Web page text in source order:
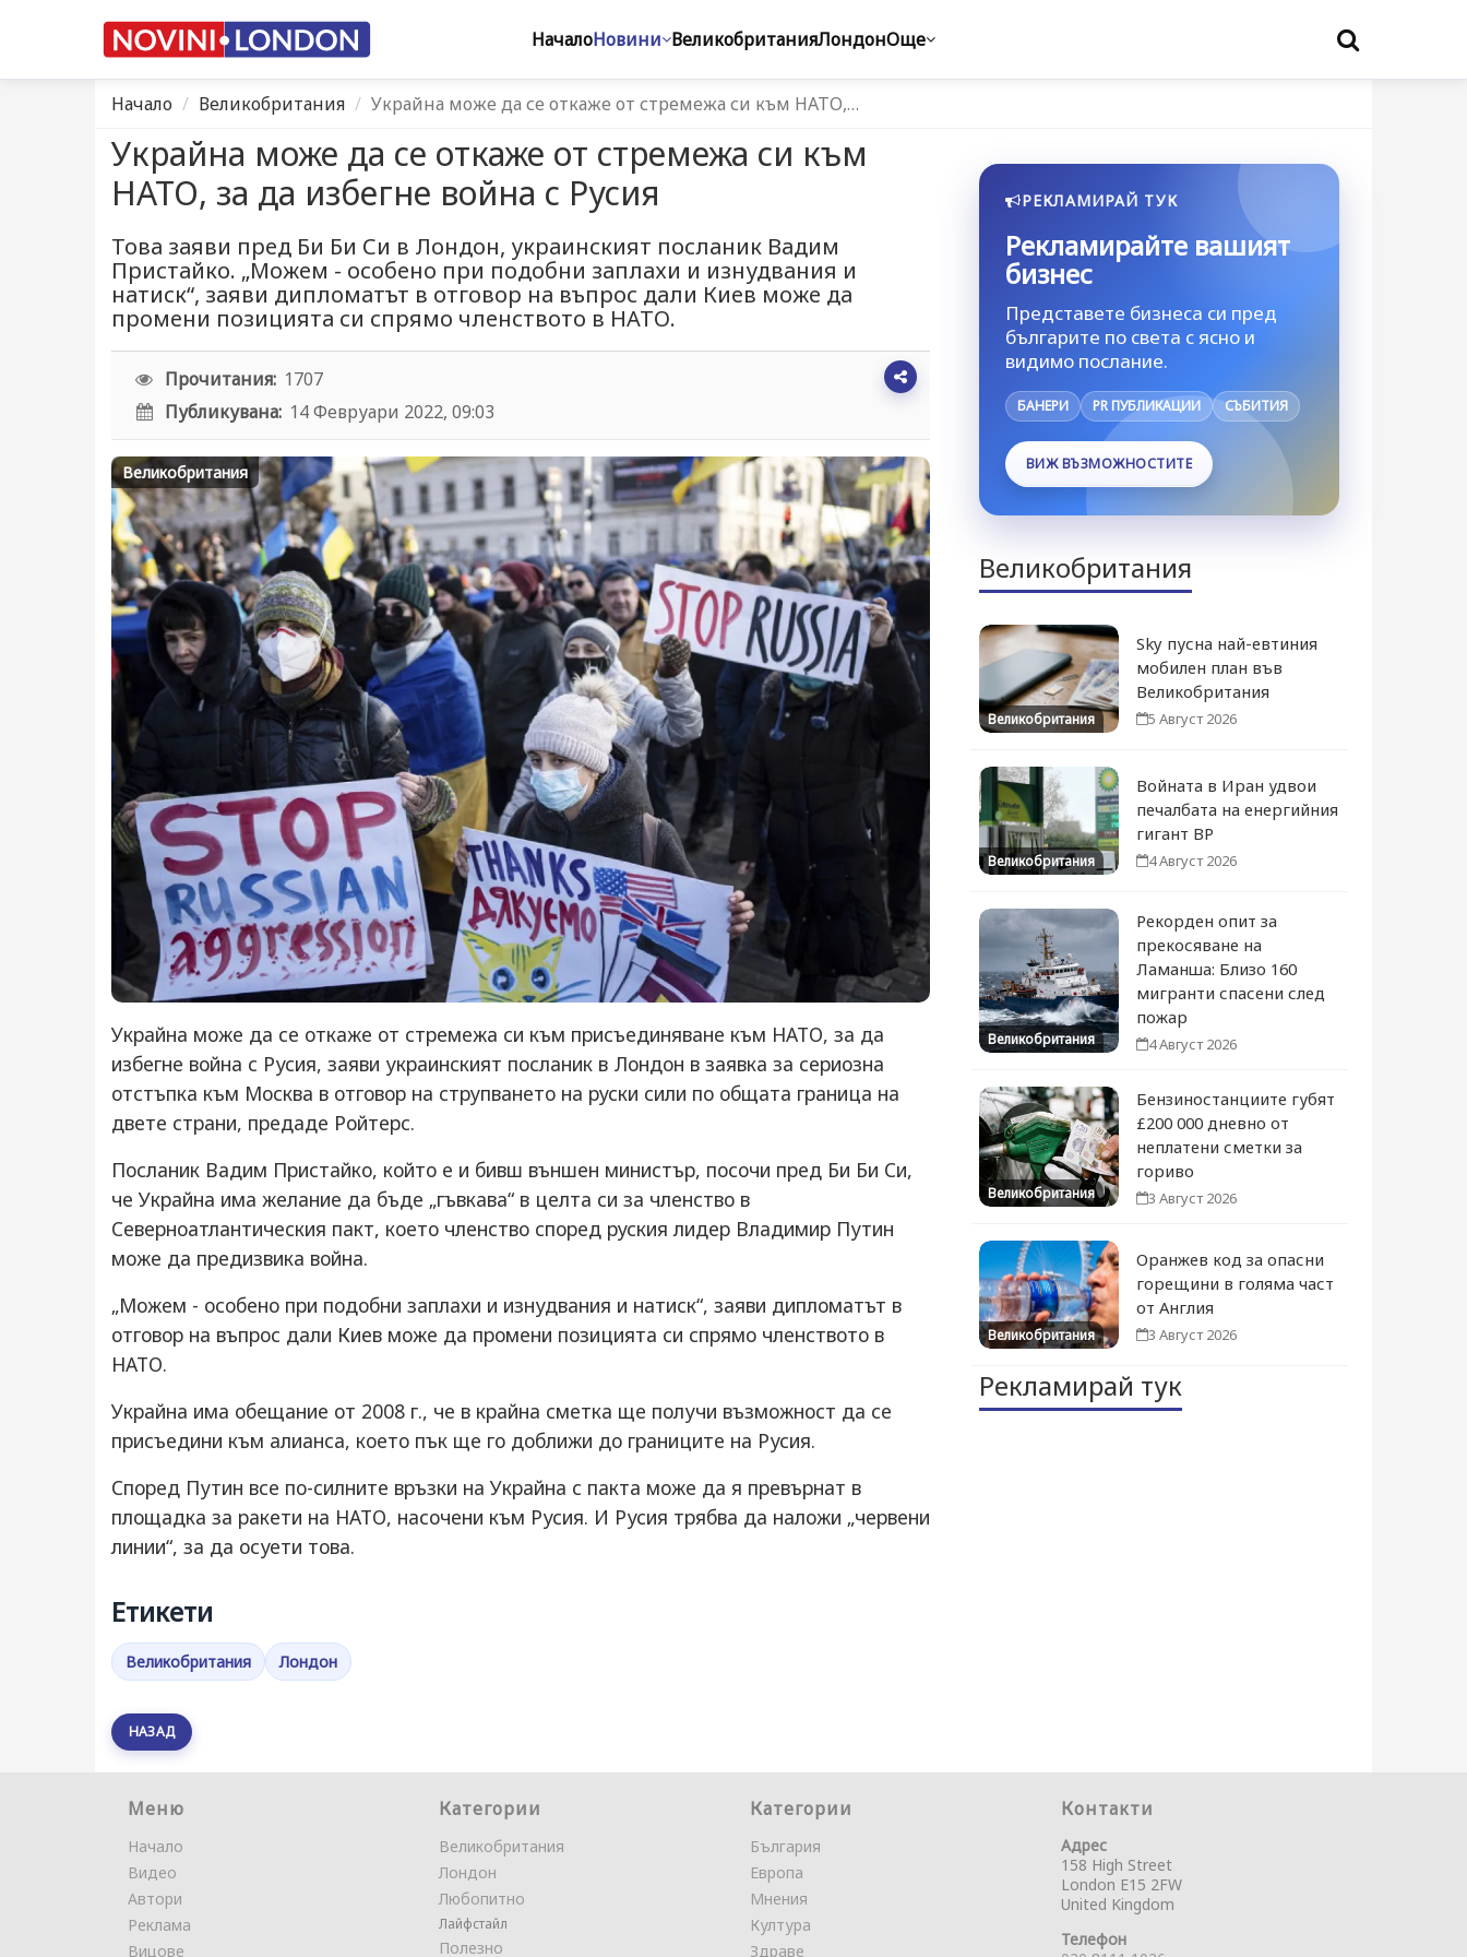
НачалоНовини ВеликобританияЛондонОще
Начало Великобритания Украйна може да се откаже от стремежа си към НАТО,…
Украйна може да се откаже от стремежа си към
НАТО, за да избегне война с Русия
Това заяви пред Би Би Си в Лондон, украинският посланик Вадим
Пристайко. „Можем - особено при подобни заплахи и изнудвания и
натиск“, заяви дипломатът в отговор на въпрос дали Киев може да
промени позицията си спрямо членството в НАТО.
Прочитания: 1707
Публикувана: 14 Февруари 2022, 09:03
Великобритания
Украйна може да се откаже от стремежа си към присъединяване към НАТО, за да
избегне война с Русия, заяви украинският посланик в Лондон в заявка за сериозна
отстъпка към Москва в отговор на струпването на руски сили по общата граница на
двете страни, предаде Ройтерс.
Посланик Вадим Пристайко, който е и бивш външен министър, посочи пред Би Би Си,
че Украйна има желание да бъде „гъвкава“ в целта си за членство в
Северноатлантическия пакт, което членство според руския лидер Владимир Путин
може да предизвика война.
„Можем - особено при подобни заплахи и изнудвания и натиск“, заяви дипломатът в
отговор на въпрос дали Киев може да промени позицията си спрямо членството в
НАТО.
Украйна има обещание от 2008 г., че в крайна сметка ще получи възможност да се
присъедини към алианса, което пък ще го доближи до границите на Русия.
Според Путин все по-силните връзки на Украйна с пакта може да я превърнат в
площадка за ракети на НАТО, насочени към Русия. И Русия трябва да наложи „червени
линии“, за да осуети това.
Етикети
Великобритания Лондон
НАЗАД
РЕКЛАМИРАЙ ТУК
Рекламирайте вашият
бизнес
Представете бизнеса си пред
българите по света с ясно и
видимо послание.
БАНЕРИ PR ПУБЛИКАЦИИ СЪБИТИЯ
ВИЖ ВЪЗМОЖНОСТИТЕ
Великобритания
Великобритания
Sky пусна най-евтиния
мобилен план във
Великобритания
5 Август 2026
Великобритания
Войната в Иран удвои
печалбата на енергийния
гигант BP
4 Август 2026
Великобритания
Рекорден опит за
прекосяване на
Ламанша: Близо 160
мигранти спасени след
пожар
4 Август 2026
Великобритания
Бензиностанциите губят
£200 000 дневно от
неплатени сметки за
гориво
3 Август 2026
Великобритания
Оранжев код за опасни
горещини в голяма част
от Англия
3 Август 2026
Рекламирай тук
Меню
Начало
Видео
Автори
Реклама
Вицове
Категории
Великобритания
Лондон
Любопитно
Лайфстайл
Полезно
Категории
България
Европа
Мнения
Култура
Здраве
Контакти
Адрес
158 High Street
London E15 2FW
United Kingdom
Телефон